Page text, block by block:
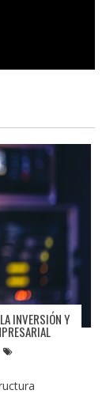
INVERSIÓN Y